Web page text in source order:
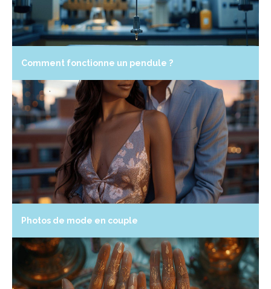
Comment fonctionne un pendule ?
Photos de mode en couple